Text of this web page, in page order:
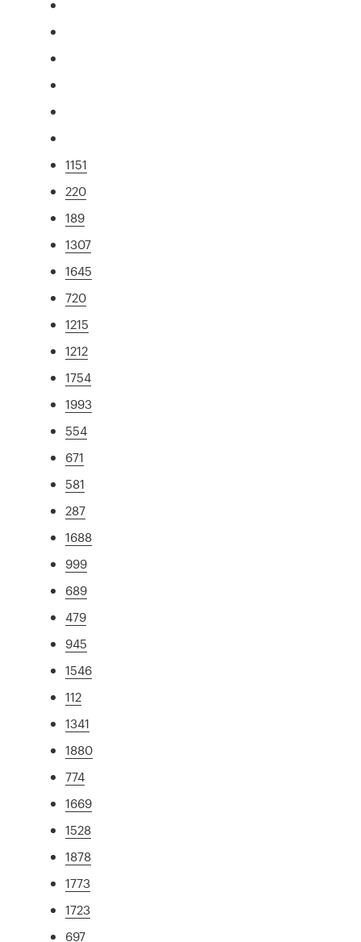
1151
220
189
1307
1645
720
1215
1212
1754
1993
554
671
581
287
1688
999
689
479
945
1546
112
1341
1880
774
1669
1528
1878
1773
1723
697